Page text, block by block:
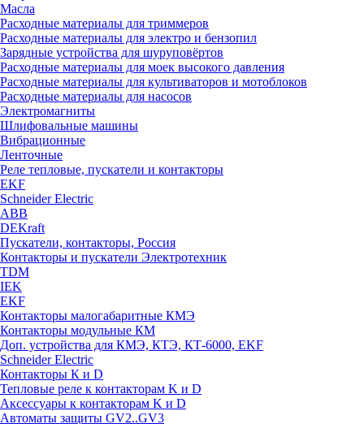
Масла
Расходные материалы для триммеров
Расходные материалы для электро и бензопил
Зарядные устройства для шуруповёртов
Расходные материалы для моек высокого давления
Расходные материалы для культиваторов и мотоблоков
Расходные материалы для насосов
Электромагниты
Шлифовальные машины
Вибрационные
Ленточные
Реле тепловые, пускатели и контакторы
EKF
Schneider Electric
ABB
DEKraft
Пускатели, контакторы, Россия
Контакторы и пускатели Электротехник
TDM
IEK
EKF
Контакторы малогабаритные КМЭ
Контакторы модульные КМ
Доп. устройства для КМЭ, КТЭ, КТ-6000, EKF
Schneider Electric
Контакторы К и D
Тепловые реле к контакторам K и D
Аксессуары к контакторам K и D
Автоматы защиты GV2..GV3